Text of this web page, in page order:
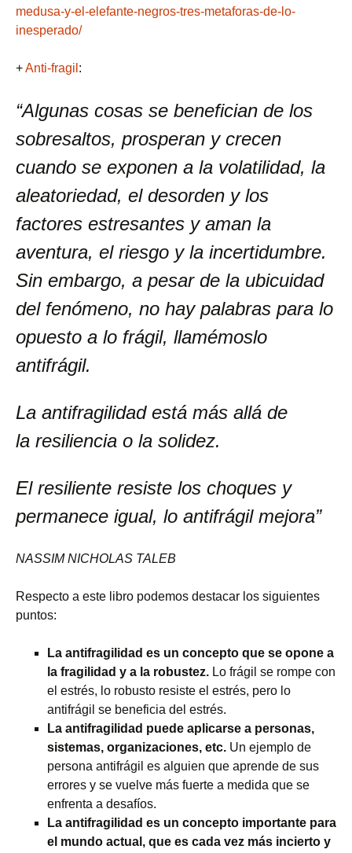
medusa-y-el-elefante-negros-tres-metaforas-de-lo-
inesperado/
+Anti-fragil :
“Algunas cosas se benefician de los
sobresaltos, prosperan y crecen
cuando se exponen a la volatilidad, la
aleatoriedad, el desorden y los
factores estresantes y aman la
aventura, el riesgo y la incertidumbre.
Sin embargo, a pesar de la ubicuidad
del fenómeno, no hay palabras para lo
opuesto a lo frágil, llamémoslo
antifrágil.
La antifragilidad está más allá de
la resiliencia o la solidez.
El resiliente resiste los choques y
permanece igual, lo antifrágil mejora”
NASSIM NICHOLAS TALEB
Respecto a este libro podemos destacar los siguientes
puntos:
La antifragilidad es un concepto que se opone a
la fragilidad y a la robustez. Lo frágil se rompe con
el estrés, lo robusto resiste el estrés, pero lo
antifrágil se beneficia del estrés.
La antifragilidad puede aplicarse a personas,
sistemas, organizaciones, etc. Un ejemplo de
persona antifrágil es alguien que aprende de sus
errores y se vuelve más fuerte a medida que se
enfrenta a desafíos.
La antifragilidad es un concepto importante para
el mundo actual, que es cada vez más incierto y